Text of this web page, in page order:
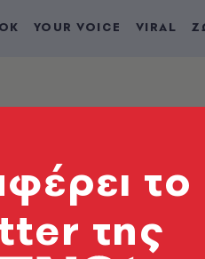
YOUR VOICE VIRAL
το
της